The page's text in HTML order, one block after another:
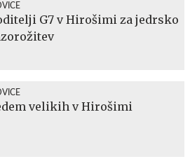
G7 v Hirošimi za jedrsko
velikih v Hirošimi